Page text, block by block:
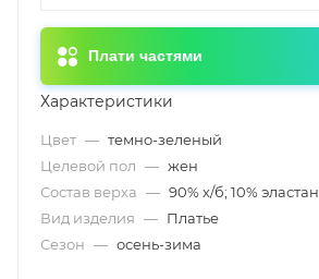
Плати частями
Характеристики
Цвет — темно-зеленый
Целевой пол — жен
Состав верха — 90% х/б; 10% эластан
Вид изделия — Платье
Сезон — осень-зима